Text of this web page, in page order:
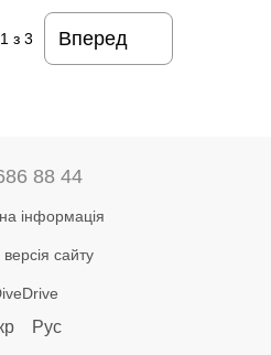
1з 3 Вперед
88 44
інформація
сайту
Рус